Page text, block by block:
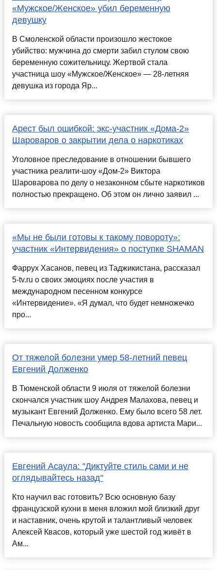
«Мужское/Женское» убил беременную
девушку
В Смоленской области произошло жестокое
убийство: мужчина до смерти забил стулом свою
беременную сожительницу. Жертвой стала
участница шоу «Мужское/Женское» — 28-летняя
девушка из города Яр...
Арест был ошибкой: экс-участник «Дома-2»
Шароваров о закрытии дела о наркотиках
Уголовное преследование в отношении бывшего
участника реалити-шоу «Дом-2» Виктора
Шароварова по делу о незаконном сбыте наркотиков
полностью прекращено. Об этом он лично заявил ...
«Мы не были готовы к такому повороту»:
участник «Интервидения» о поступке SHAMAN
Фаррух Хасанов, певец из Таджикистана, рассказал
5-tv.ru о своих эмоциях после участия в
международном песенном конкурсе
«Интервидение». «Я думал, что будет немножечко
про...
От тяжелой болезни умер 58-летний певец
Евгений Долженко
В Тюменской области 9 июля от тяжелой болезни
скончался участник шоу Андрея Малахова, певец и
музыкант Евгений Долженко. Ему было всего 58 лет.
Печальную новость сообщила вдова артиста Мари...
Евгений Асаула: "Диктуйте стиль сами и не
оглядывайтесь назад"
Кто научил вас готовить? Всю основную базу
французской кухни в меня вложил мой близкий друг
и наставник, очень крутой и талантливый человек
Алексей Квасов, который уже шестой год живёт в
Ам...